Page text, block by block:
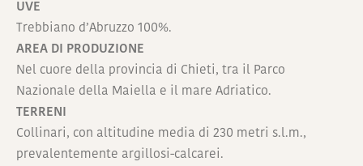
UVE
Trebbiano d’Abruzzo 100%.
AREA DI PRODUZIONE
Nel cuore della provincia di Chieti, tra il Parco
Nazionale della Maiella e il mare Adriatico.
TERRENI
Collinari, con altitudine media di 230 metri s.l.m.,
prevalentemente argillosi-calcarei.